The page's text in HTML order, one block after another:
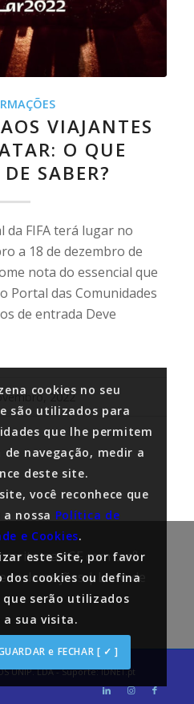
VIAJANTES
O QUE
SABER?
da FIFA terá lugar no
a 18 de dezembro de
nota do essencial que
Portal das Comunidades
de entrada Deve
2022
na ASF com o nº
reclamações| Livro de
UNIP. LDA - Suporte:IDNET.pt
cookies no seu
são utilizados para
que lhe permitem
navegação, medir a
deste site.
você reconhece que
nossa Política de
e Cookies.
este Site, por favor
cookies ou defina
que serão utilizados
sua visita.
e FECHAR [ ✓ ]